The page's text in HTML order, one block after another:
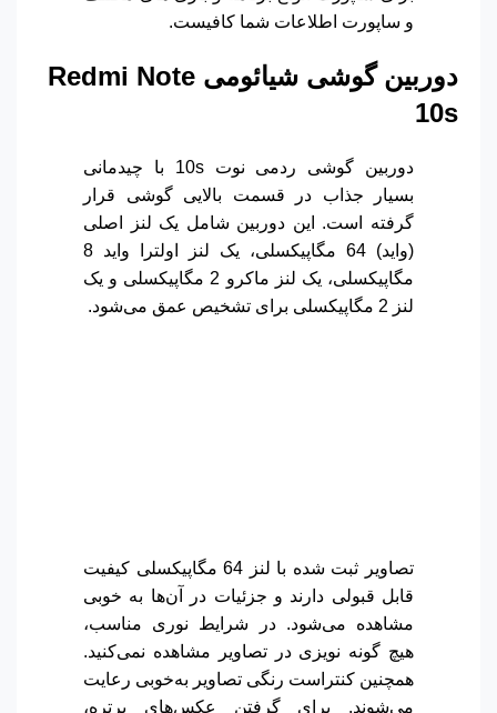
و ساپورت اطلاعات شما کافیست.
دوربین گوشی شیائومی Redmi Note
10s
دوربین گوشی ردمی نوت 10s با چیدمانی
بسیار جذاب در قسمت بالایی گوشی قرار
گرفته است. این دوربین شامل یک لنز اصلی
(واید) 64 مگاپیکسلی، یک لنز اولترا واید 8
مگاپیکسلی، یک لنز ماکرو 2 مگاپیکسلی و یک
لنز 2 مگاپیکسلی برای تشخیص عمق می‌شود.
تصاویر ثبت شده با لنز 64 مگاپیکسلی کیفیت
قابل قبولی دارند و جزئیات در آن‌ها به خوبی
مشاهده می‌شود. در شرایط نوری مناسب،
هیچ گونه نویزی در تصاویر مشاهده نمی‌کنید.
همچنین کنتراست رنگی تصاویر به‌خوبی رعایت
می‌شوند. برای گرفتن عکس‌های پرتره،